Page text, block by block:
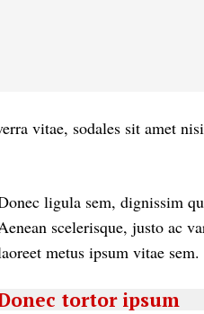
vitae, sodales sit amet
ligula sem, dignissim
scelerisque, justo ac
metus ipsum vitae
tortor ipsum